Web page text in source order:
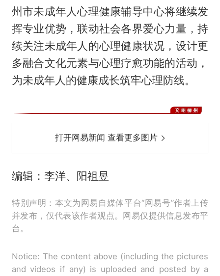
州市未成年人心理健康辅导中心将继续发
挥专业优势，联动社会各界爱心力量，持
续关注未成年人的心理健康状况，设计更
多融合文化元素与心理疗愈功能的活动，
为未成年人的健康成长筑牢心理防线。
打开网易新闻 查看更多图片
编辑：李洋、阳祖昱
特别声明：本文为网易自媒体平台“网易号”作者上传
并发布，仅代表该作者观点。网易仅提供信息发布平
台。
Notice: The content above (including the pictures
and videos if any) is uploaded and posted by a